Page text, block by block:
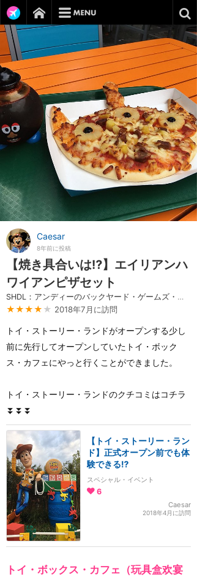
Caesar
8年前に投稿
【焼き具合いは⁉️】エイリアンハ
ワイアンピザセット
SHDL：アンディーのバックヤード・ゲームズ・フード・キオスク
★★★★ ★ 2018年7月に訪問
トイ・ストーリー・ランドがオープンする少し
前に先行してオープンしていたトイ・ボック
ス・カフェにやっと行くことができました。
トイ・ストーリー・ランドのクチコミはコチラ
⏬⏬⏬
【トイ・ストーリー・ラン
ド】正式オープン前でも体
験できる⁉️
スペシャル・イベント
6
Caesar
2018年4月に訪問
トイ・ボックス・カフェ（玩具盒欢宴